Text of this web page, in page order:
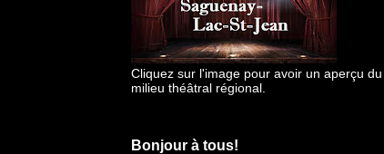
Cliquez sur l'image pour avoir un aperçu du
milieu théâtral régional.
Bonjour à tous!